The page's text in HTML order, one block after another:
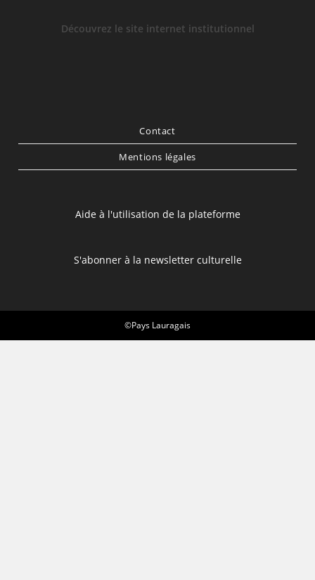
Découvrez le site internet institutionnel
Contact
Mentions légales
Aide à l'utilisation de la plateforme
S'abonner à la newsletter culturelle
©Pays Lauragais